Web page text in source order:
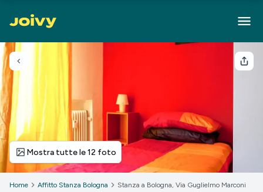
Torna indietro
Mostra tutte le 12 foto
Home Affitto Stanza Bologna Stanza a Bologna, Via Guglielmo Marconi